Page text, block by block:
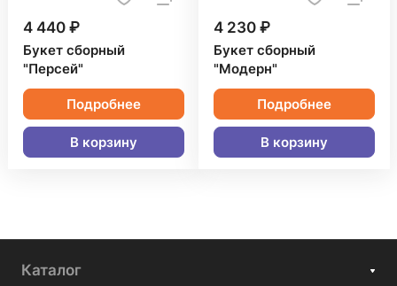
4 440 ₽
Букет сборный
"Персей"
Подробнее
В корзину
4 230 ₽
Букет сборный
"Модерн"
Подробнее
В корзину
Каталог